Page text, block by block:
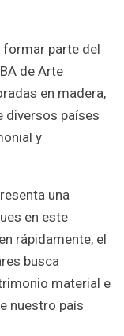
formar parte del
de Arte
en madera,
diversos países
y
una
en este
rápidamente, el
busca
material e
nuestro país